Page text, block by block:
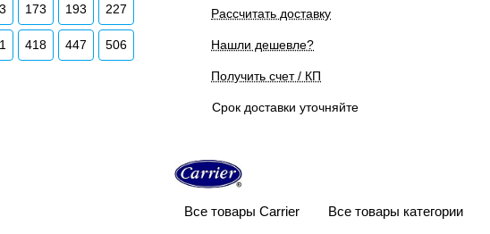
173 193 227
418 447 506
Рассчитать доставку
Нашли дешевле?
Получить счет / КП
Срок доставки уточняйте
Все товары Carrier Все товары категории